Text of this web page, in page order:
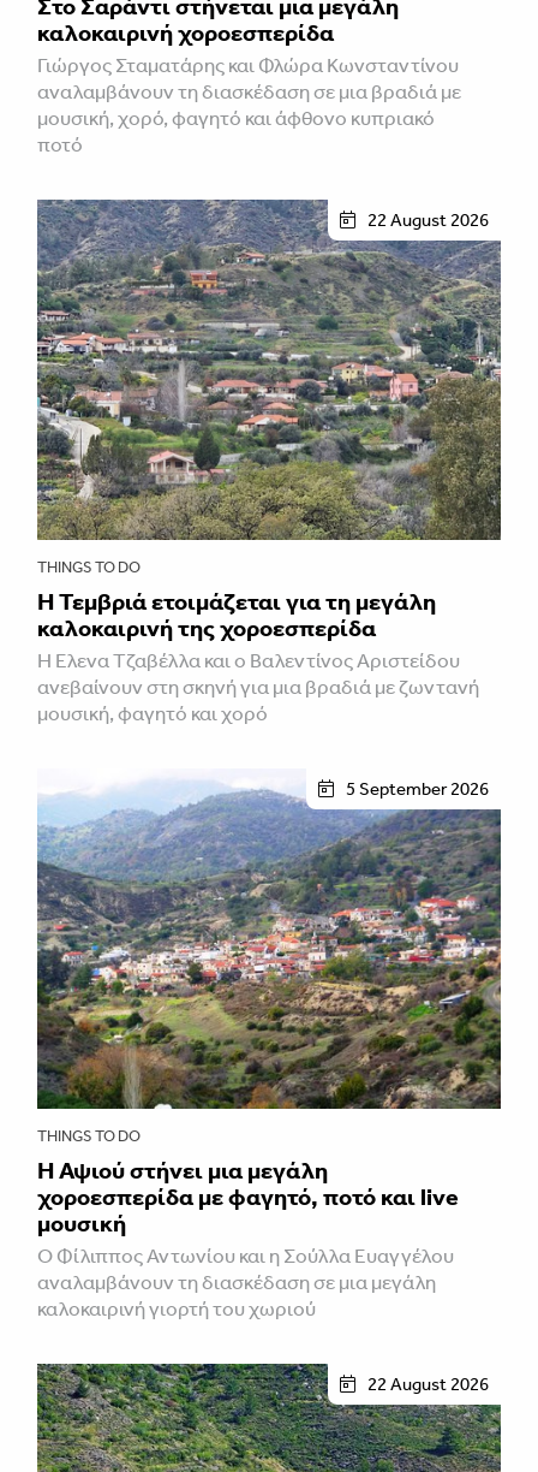
καλοκαιρινή χοροεσπερίδα
Γιώργος Σταματάρης και Φλώρα Κωνσταντίνου
αναλαμβάνουν τη διασκέδαση σε μια βραδιά με
μουσική, χορό, φαγητό και άφθονο κυπριακό
ποτό
22 August 2026
THINGS TO DO
Η Τεμβριά ετοιμάζεται για τη μεγάλη
καλοκαιρινή της χοροεσπερίδα
Η Έλενα Τζαβέλλα και ο Βαλεντίνος Αριστείδου
ανεβαίνουν στη σκηνή για μια βραδιά με ζωντανή
μουσική, φαγητό και χορό
5 September 2026
THINGS TO DO
Η Αψιού στήνει μια μεγάλη
χοροεσπερίδα με φαγητό, ποτό και live
μουσική
Ο Φίλιππος Αντωνίου και η Σούλλα Ευαγγέλου
αναλαμβάνουν τη διασκέδαση σε μια μεγάλη
καλοκαιρινή γιορτή του χωριού
22 August 2026